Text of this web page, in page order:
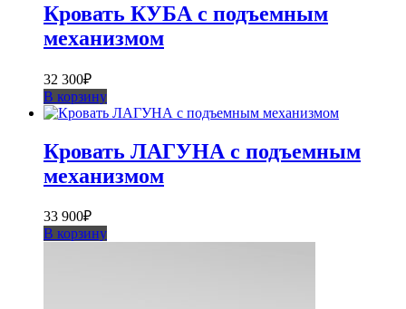
Кровать КУБА с подъемным
механизмом
32 300₽
В корзину
Кровать ЛАГУНА с подъемным
механизмом
33 900₽
В корзину